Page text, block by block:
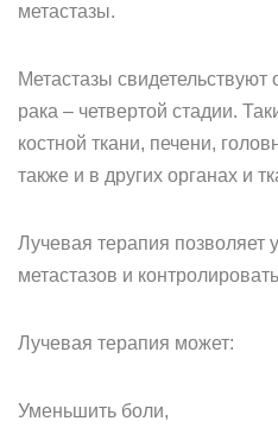
метастазы.
Метастазы
рака – четвертой стадии.
костной ткани, печени,
также и в других органах и
Лучевая терапия позволяет
метастазов и
Лучевая терапия может:
Уменьшить боли,